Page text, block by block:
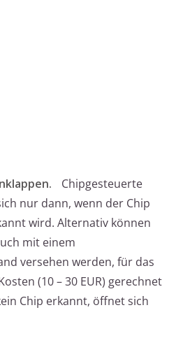
Chipgesteuerte
nur dann, wenn der Chip
wird. Alternativ können
mit einem
versehen werden, für das
(10 – 30 EUR) gerechnet
Chip erkannt, öffnet sich